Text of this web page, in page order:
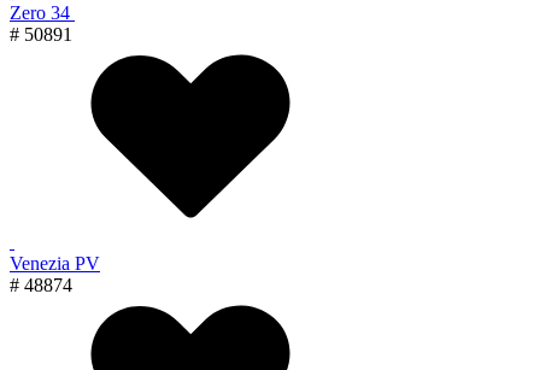
Zero 34
# 50891
Venezia PV
# 48874